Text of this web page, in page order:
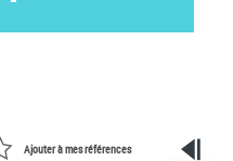
Ajouter à mes références